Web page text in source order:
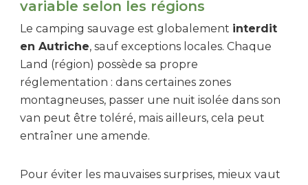
variable selon les régions
Le camping sauvage est globalement interdit
en Autriche, sauf exceptions locales. Chaque
Land (région) possède sa propre
réglementation : dans certaines zones
montagneuses, passer une nuit isolée dans son
van peut être toléré, mais ailleurs, cela peut
entraîner une amende.
Pour éviter les mauvaises surprises, mieux vaut